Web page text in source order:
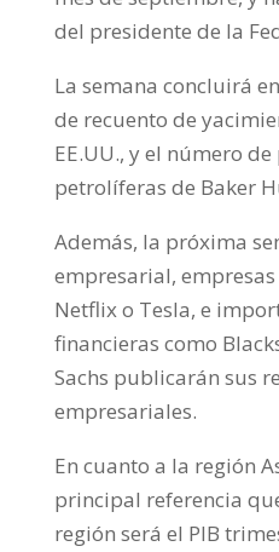
del presidente de la
La semana concluirá
de recuento de
EE.UU., y el número
petrolíferas de Baker
Además, la próxima
empresarial,
Netflix o Tesla, e
financieras como
Sachs publicarán sus
empresariales.
En cuanto a la región
principal referencia
región será el PIB